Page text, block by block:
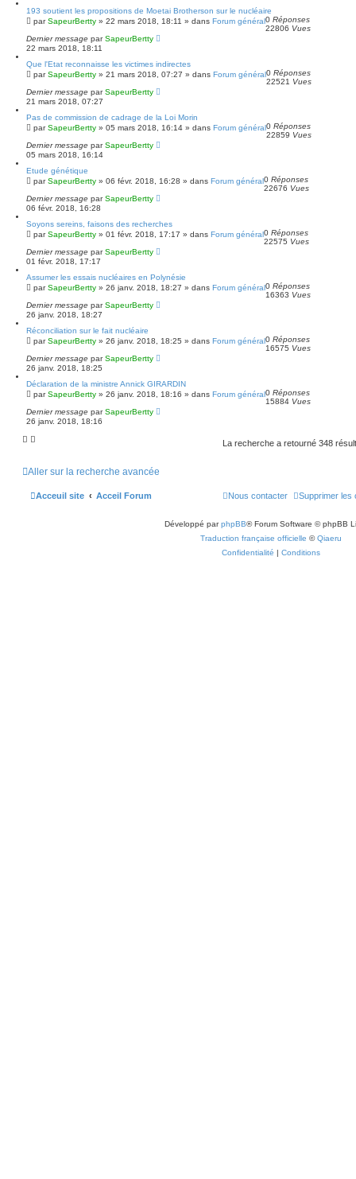
193 soutient les propositions de Moetai Brotherson sur le nucléaire
parSapeurBertty » 22 mars 2018, 18:11 » dans Forum général0 Réponses
22806 Vues
Dernier message parSapeurBertty
22 mars 2018, 18:11
Que l'Etat reconnaisse les victimes indirectes
parSapeurBertty » 21 mars 2018, 07:27 » dans Forum général0 Réponses
22521 Vues
Dernier message parSapeurBertty
21 mars 2018, 07:27
Pas de commission de cadrage de la Loi Morin
parSapeurBertty » 05 mars 2018, 16:14 » dans Forum général0 Réponses
22859 Vues
Dernier message parSapeurBertty
05 mars 2018, 16:14
Etude génétique
parSapeurBertty » 06 févr. 2018, 16:28 » dans Forum général0 Réponses
22676 Vues
Dernier message parSapeurBertty
06 févr. 2018, 16:28
Soyons sereins, faisons des recherches
parSapeurBertty » 01 févr. 2018, 17:17 » dans Forum général0 Réponses
22575 Vues
Dernier message parSapeurBertty
01 févr. 2018, 17:17
Assumer les essais nucléaires en Polynésie
parSapeurBertty » 26 janv. 2018, 18:27 » dans Forum général0 Réponses
16363 Vues
Dernier message parSapeurBertty
26 janv. 2018, 18:27
Réconciliation sur le fait nucléaire
parSapeurBertty » 26 janv. 2018, 18:25 » dans Forum général0 Réponses
16575 Vues
Dernier message parSapeurBertty
26 janv. 2018, 18:25
Déclaration de la ministre Annick GIRARDIN
parSapeurBertty » 26 janv. 2018, 18:16 » dans Forum général0 Réponses
15884 Vues
Dernier message parSapeurBertty
26 janv. 2018, 18:16
La recherche a retourné 348
Aller sur la recherche avancée
Acceuil site Acceil Forum Supprimer les
Nous contacter
Développé parphpBB® Forum Software © phpBB
Traduction française officielle ©Qiaeru
Confidentialité | Conditions